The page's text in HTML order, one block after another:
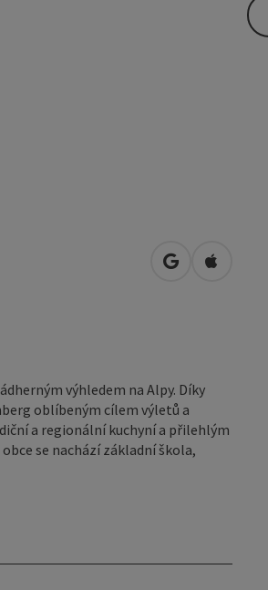
Otevřít vOtevřít v
výhledem na Alpy. Díky
oblíbeným cílem výletů a
a regionální kuchyní a přilehlým
se nachází základní škola,